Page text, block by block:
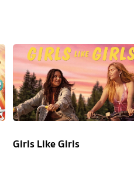
Girls Like Girls